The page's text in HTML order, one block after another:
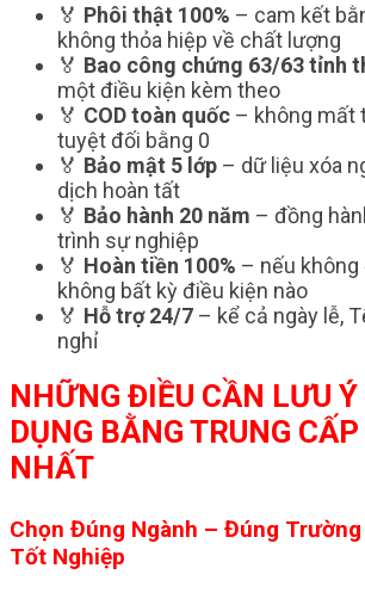
🏅 Phôi thật 100% – cam kết
không thỏa hiệp về chất lượng
🏅 Bao công chứng 63/63 tỉnh
một điều kiện kèm theo
🏅 COD toàn quốc – không mất
tuyệt đối bằng 0
🏅 Bảo mật 5 lớp – dữ liệu xóa
dịch hoàn tất
🏅 Bảo hành 20 năm – đồng
trình sự nghiệp
🏅 Hoàn tiền 100% – nếu
không bất kỳ điều kiện nào
🏅 Hỗ trợ 24/7 – kể cả ngày lễ,
nghỉ
NHỮNG ĐIỀU CẦN LƯU
DỤNG BẰNG TRUNG
NHẤT
Chọn Đúng Ngành – Đúng
Tốt Nghiệp